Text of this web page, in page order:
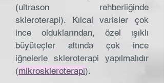
(ultrason rehberliğinde
skleroterapi). Kılcal varisler çok
ince olduklarından, özel ışıklı
büyüteçler altında çok ince
iğnelerle skleroterapi yapılmalıdır
(mikroskleroterapi).